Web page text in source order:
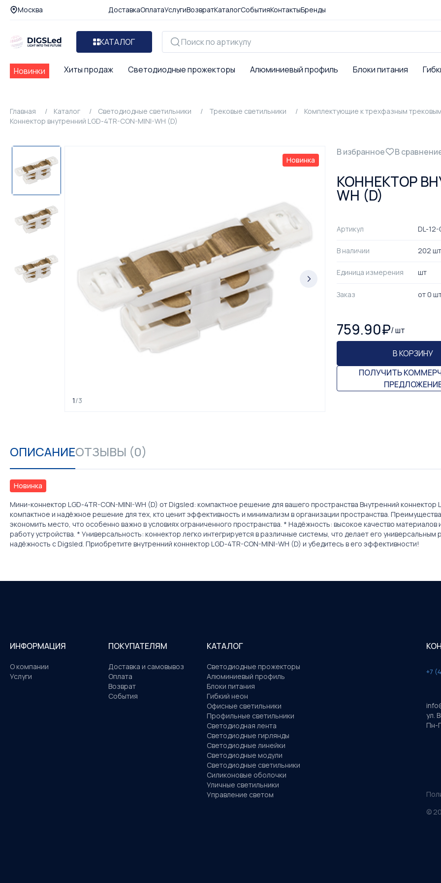
Москва ДоставкаОплатаУслугиВозвратКаталогСобытияКонтактыБренды
КАТАЛОГ
Новинки Хиты продаж Светодиодные прожекторы Алюминиевый профиль Блоки питания
Главная Каталог Светодиодные светильники Трековые светильники
Комплектующие к трехфазным
Коннектор внутренний LGD-4TR-CON-MINI-WH (D)
1/3
Новинка
В избранное В
КОННЕКТОР
WH (D)
Артикул DL-
В наличии 202 шт
Единица измерения шт
Заказ от0
759.90₽/шт
В КОРЗИНУ
ПОЛУЧИТЬ
ОПИСАНИЕОТЗЫВЫ (0)
Новинка
Мини-коннектор LGD-4TR-CON-MINI-WH (D) от Digsled: компактное решение для вашего пространства Внутренний коннектор
компактное и надёжное решение для тех, кто ценит эффективность и минимализм в организации пространства.
экономить место, что особенно важно в условиях ограниченного пространства. * Надёжность: высокое качество материалов
работу устройства. * Универсальность: коннектор легко интегрируется в различные системы, что делает его
надёжность с Digsled. Приобретите внутренний коннектор LGD-4TR-CON-MINI-WH (D) и убедитесь в его эффективности!
ИНФОРМАЦИЯ
О компании
Услуги
ПОКУПАТЕЛЯМ
Доставка и самовывоз
Оплата
Возврат
События
КАТАЛОГ
Светодиодные прожекторы
Алюминиевый профиль
Блоки питания
Гибкий неон
Офисные светильники
Профильные светильники
Светодиодная лента
Светодиодные гирлянды
Светодиодные линейки
Светодиодные модули
Светодиодные светильники
Силиконовые оболочки
Уличные светильники
Управление светом
+7
ул.
Пн-
©